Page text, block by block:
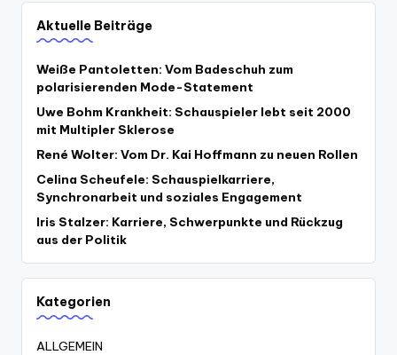
Aktuelle Beiträge
Weiße Pantoletten: Vom Badeschuh zum
polarisierenden Mode-Statement
Uwe Bohm Krankheit: Schauspieler lebt seit 2000
mit Multipler Sklerose
René Wolter: Vom Dr. Kai Hoffmann zu neuen Rollen
Celina Scheufele: Schauspielkarriere,
Synchronarbeit und soziales Engagement
Iris Stalzer: Karriere, Schwerpunkte und Rückzug
aus der Politik
Kategorien
ALLGEMEIN